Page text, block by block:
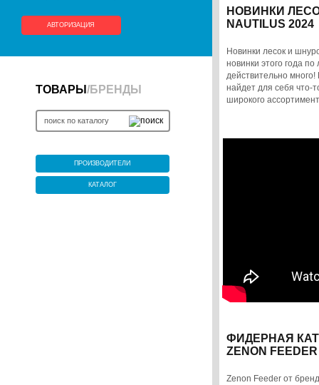
АВТОРИЗАЦИЯ
ТОВАРЫ /БРЕНДЫ
ПРОИЗВОДИТЕЛИ
КАТАЛОГ
НОВИНКИ
NAUTILUS 2024
Новинки лесок и
новинки этого года
действительно
найдет для себя что-
широкого
ФИДЕРНАЯ
ZENON FEEDER
Zenon Feeder от